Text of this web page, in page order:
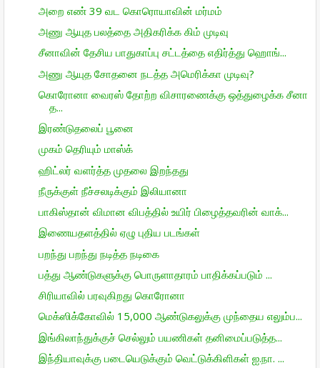
அறை எண் 39 வட கொரொயாவின் மர்மம்
அணு ஆயுத பலத்தை அதிகரிக்க கிம் முடிவு
சீனாவின் தேசிய பாதுகாப்பு சட்டத்தை எதிர்த்து ஹொங்...
அணு ஆயுத சோதனை நடத்த அமெரிக்கா முடிவு?
கொரோனா வைரஸ் தோற்ற விசாரணைக்கு ஒத்துழைக்க சீனா
த...
இரண்டுதலைப் பூனை
முகம் தெரியும் மாஸ்க்
ஹிட்லர் வளர்த்த முதலை இறந்தது
நீருக்குள் நீச்சலடிக்கும் இலியானா
பாகிஸ்தான் விமான விபத்தில் உயிர் பிழைத்தவரின் வாக்...
இணையதளத்தில் ஏழு புதிய படங்கள்
பறந்து பறந்து நடித்த நடிகை
பத்து ஆண்டுகளுக்கு பொருளாதாரம் பாதிக்கப்படும் ...
சிரியாவில் பரவுகிறது கொரோனா
மெக்ஸிக்கோவில் 15,000 ஆண்டுகலுக்கு முந்தைய எலும்ப...
இங்கிலாந்துக்குச் செல்லும் பயணிகள் தனிமைப்படுத்த...
இந்தியாவுக்கு படையெடுக்கும் வெட்டுக்கிளிகள் ஐ.நா. ...